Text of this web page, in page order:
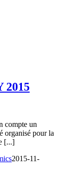
2015
compte un
organisé pour la
[...]
2015-11-